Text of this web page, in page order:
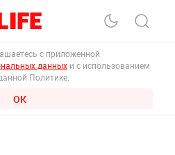
с приложенной
данных и с использованием
Политике.
ОК